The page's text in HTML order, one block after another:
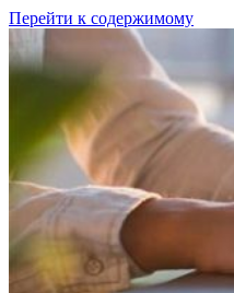
Перейти к содержимому